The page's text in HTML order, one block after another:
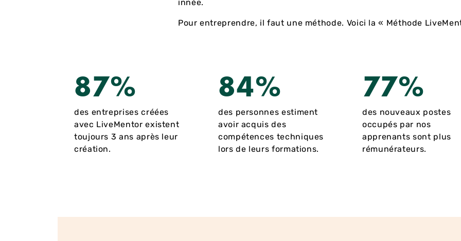
innée.
Pour entreprendre, il faut une méthode. Voici la « Méthode
87%
des entreprises créées
avec LiveMentor existent
toujours 3 ans après leur
création.
84%
des personnes estiment
avoir acquis des
compétences techniques
lors de leurs formations.
77%
des nouveaux postes
occupés par nos
apprenants sont plus
rémunérateurs.